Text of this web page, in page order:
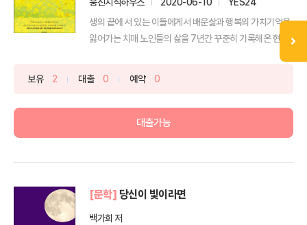
생의 끝에 서 있는 이들에게서 배운삶과 행복의 가치기억을
잃어가는 치매 노인들의 삶을 7년간 꾸준히 기록해온 현직
보유 2 대출 0 예약 0
대출가능
[문학] 당신이 빛이라면
백가희 저